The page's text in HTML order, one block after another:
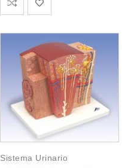
Sistema Urinario